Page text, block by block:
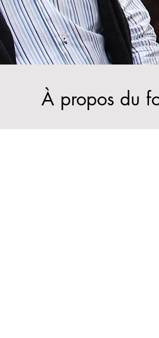
À propos du